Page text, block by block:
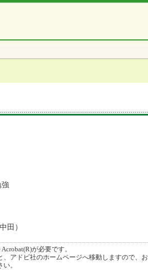
田）
が必要です。
アドビ社のホームページへ移動しますので、お
。